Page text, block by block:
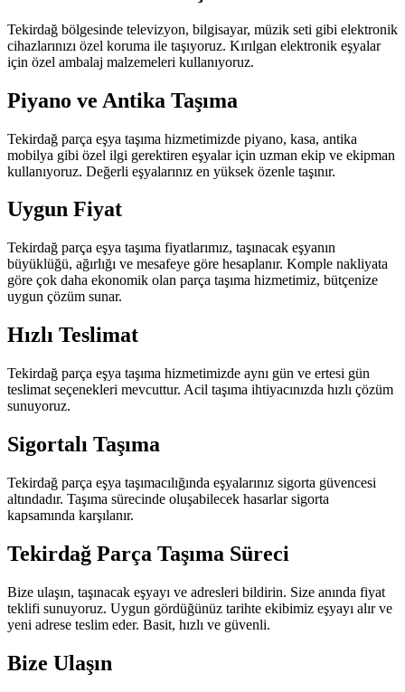
Tekirdağ bölgesinde televizyon, bilgisayar, müzik seti gibi elektronik
cihazlarınızı özel koruma ile taşıyoruz. Kırılgan elektronik eşyalar
için özel ambalaj malzemeleri kullanıyoruz.
Piyano ve Antika Taşıma
Tekirdağ parça eşya taşıma hizmetimizde piyano, kasa, antika
mobilya gibi özel ilgi gerektiren eşyalar için uzman ekip ve ekipman
kullanıyoruz. Değerli eşyalarınız en yüksek özenle taşınır.
Uygun Fiyat
Tekirdağ parça eşya taşıma fiyatlarımız, taşınacak eşyanın
büyüklüğü, ağırlığı ve mesafeye göre hesaplanır. Komple nakliyata
göre çok daha ekonomik olan parça taşıma hizmetimiz, bütçenize
uygun çözüm sunar.
Hızlı Teslimat
Tekirdağ parça eşya taşıma hizmetimizde aynı gün ve ertesi gün
teslimat seçenekleri mevcuttur. Acil taşıma ihtiyacınızda hızlı çözüm
sunuyoruz.
Sigortalı Taşıma
Tekirdağ parça eşya taşımacılığında eşyalarınız sigorta güvencesi
altındadır. Taşıma sürecinde oluşabilecek hasarlar sigorta
kapsamında karşılanır.
Tekirdağ Parça Taşıma Süreci
Bize ulaşın, taşınacak eşyayı ve adresleri bildirin. Size anında fiyat
teklifi sunuyoruz. Uygun gördüğünüz tarihte ekibimiz eşyayı alır ve
yeni adrese teslim eder. Basit, hızlı ve güvenli.
Bize Ulaşın